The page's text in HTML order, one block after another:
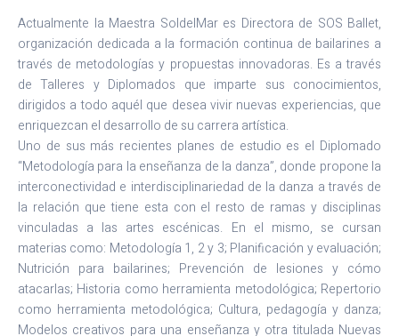
Actualmente la Maestra SoldelMar es Directora de SOS Ballet,
organización dedicada a la formación continua de bailarines a
través de metodologías y propuestas innovadoras. Es a través
de Talleres y Diplomados que imparte sus conocimientos,
dirigidos a todo aquél que desea vivir nuevas experiencias, que
enriquezcan el desarrollo de su carrera artística.
Uno de sus más recientes planes de estudio es el Diplomado
“Metodología para la enseñanza de la danza”, donde propone la
interconectividad e interdisciplinariedad de la danza a través de
la relación que tiene esta con el resto de ramas y disciplinas
vinculadas a las artes escénicas. En el mismo, se cursan
materias como: Metodología 1, 2 y 3; Planificación y evaluación;
Nutrición para bailarines; Prevención de lesiones y cómo
atacarlas; Historia como herramienta metodológica; Repertorio
como herramienta metodológica; Cultura, pedagogía y danza;
Modelos creativos para una enseñanza y otra titulada Nuevas